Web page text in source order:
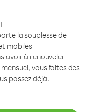
la souplesse de
mobiles
avoir à renouveler
vous faites des
passez déjà.